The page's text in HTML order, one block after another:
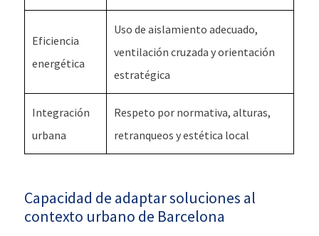
Eficiencia
energética
Uso de aislamiento adecuado,
ventilación cruzada y orientación
estratégica
Integración
urbana
Respeto por normativa, alturas,
retranqueos y estética local
Capacidad de adaptar soluciones al
contexto urbano de Barcelona